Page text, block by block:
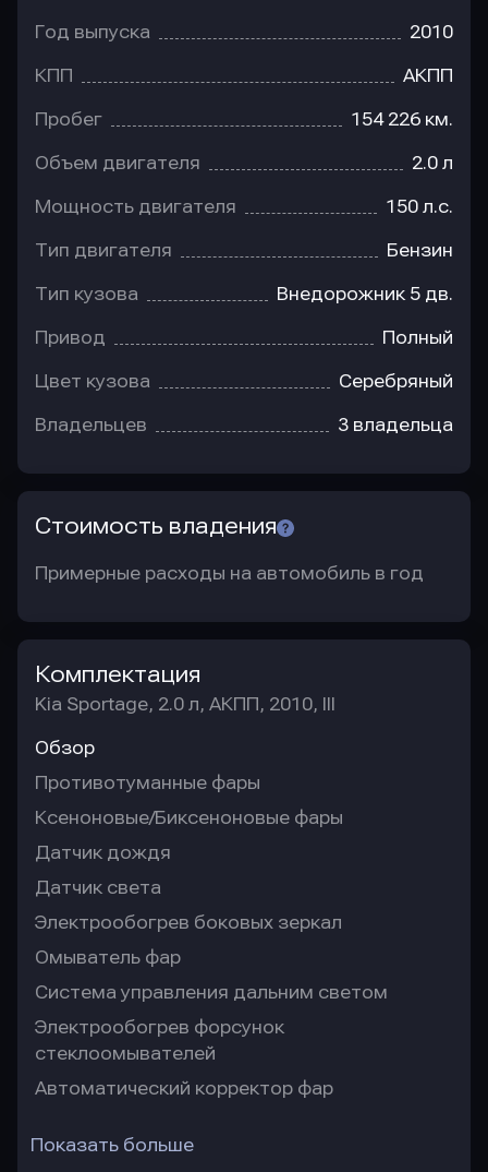
Год выпуска 2010
КПП АКПП
Пробег 154 226 км.
Объем двигателя 2.0 л
Мощность двигателя 150 л.с.
Тип двигателя Бензин
Тип кузова Внедорожник 5 дв.
Привод Полный
Цвет кузова Серебряный
Владельцев 3 владельца
Стоимость владения
Примерные расходы на автомобиль в год
Комплектация
Kia Sportage, 2.0 л, АКПП, 2010, III
Обзор
Противотуманные фары
Ксеноновые/Биксеноновые фары
Датчик дождя
Датчик света
Электрообогрев боковых зеркал
Омыватель фар
Система управления дальним светом
Электрообогрев форсунок
стеклоомывателей
Автоматический корректор фар
Показать больше